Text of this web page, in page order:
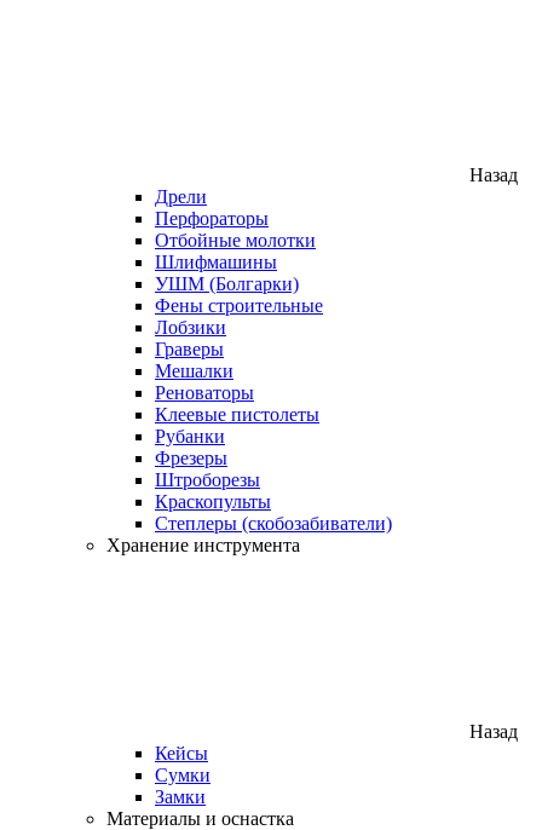
Назад
Дрели
Перфораторы
Отбойные молотки
Шлифмашины
УШМ (Болгарки)
Фены строительные
Лобзики
Граверы
Мешалки
Реноваторы
Клеевые пистолеты
Рубанки
Фрезеры
Штроборезы
Краскопульты
Степлеры (скобозабиватели)
Хранение инструмента
Назад
Кейсы
Сумки
Замки
Материалы и оснастка